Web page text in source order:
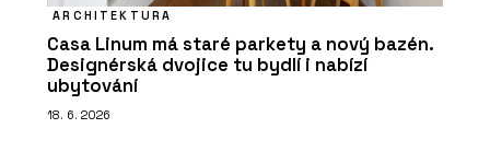
ARCHITEKTURA
Casa Linum má staré parkety a nový bazén.
Designérská dvojice tu bydlí i nabízí
ubytování
18. 6. 2026